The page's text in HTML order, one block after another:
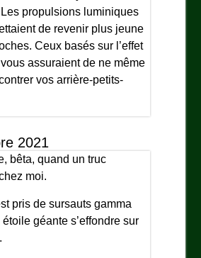
propulsions luminiques
de revenir plus jeune
Ceux basés sur l’effet
assuraient de ne même
vos arrière-petits-
2021
bêta, quand un truc
moi.
pris de sursauts gamma
géante s’effondre sur